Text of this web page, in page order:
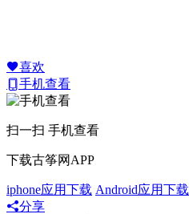
喜欢
手机查看
扫一扫 手机查看
下载古筝网APP
iphone应用下载 Android应用下载
分享